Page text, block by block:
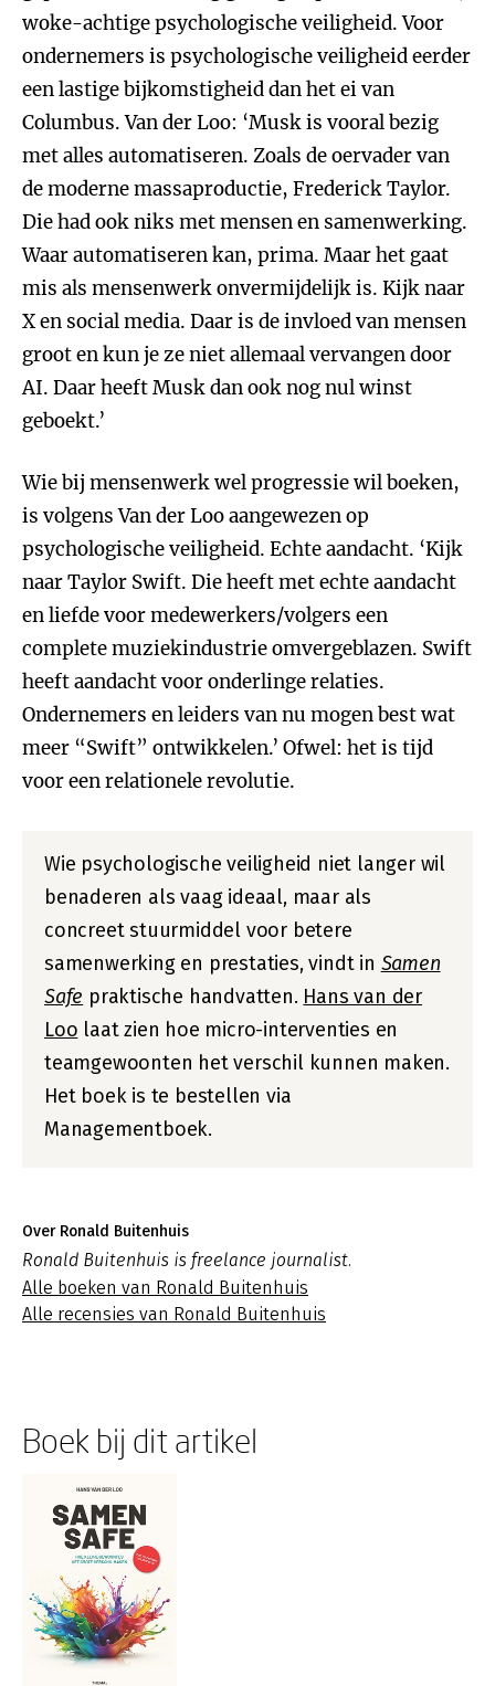
woke-achtige psychologische veiligheid. Voor
ondernemers is psychologische veiligheid eerder
een lastige bijkomstigheid dan het ei van
Columbus. Van der Loo: ‘Musk is vooral bezig
met alles automatiseren. Zoals de oervader van
de moderne massaproductie, Frederick Taylor.
Die had ook niks met mensen en samenwerking.
Waar automatiseren kan, prima. Maar het gaat
mis als mensenwerk onvermijdelijk is. Kijk naar
X en social media. Daar is de invloed van mensen
groot en kun je ze niet allemaal vervangen door
AI. Daar heeft Musk dan ook nog nul winst
geboekt.’
Wie bij mensenwerk wel progressie wil boeken,
is volgens Van der Loo aangewezen op
psychologische veiligheid. Echte aandacht. ‘Kijk
naar Taylor Swift. Die heeft met echte aandacht
en liefde voor medewerkers/volgers een
complete muziekindustrie omvergeblazen. Swift
heeft aandacht voor onderlinge relaties.
Ondernemers en leiders van nu mogen best wat
meer “Swift” ontwikkelen.’ Ofwel: het is tijd
voor een relationele revolutie.
Wie psychologische veiligheid niet langer wil
benaderen als vaag ideaal, maar als
concreet stuurmiddel voor betere
samenwerking en prestaties, vindt in Samen
Safe praktische handvatten. Hans van der
Loo laat zien hoe micro-interventies en
teamgewoonten het verschil kunnen maken.
Het boek is te bestellen via
Managementboek.
Over Ronald Buitenhuis
Ronald Buitenhuis is freelance journalist.
Alle boeken van Ronald Buitenhuis
Alle recensies van Ronald Buitenhuis
Boek bij dit artikel